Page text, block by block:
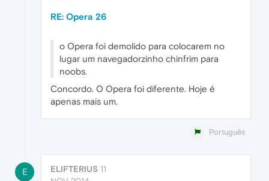
RE: Opera 26
o Opera foi demolido para colocarem no
lugar um navegadorzinho chinfrim para
noobs.
Concordo. O Opera foi diferente. Hoje é
apenas mais um.
Português
E ELIFTERIUS 11